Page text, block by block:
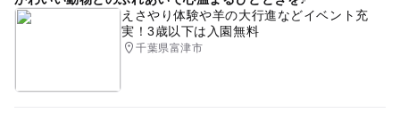
えさやり体験や羊の大行進などイベント充
実！3歳以下は入園無料
千葉県富津市